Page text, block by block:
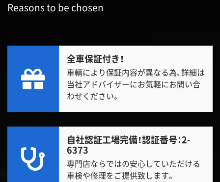
Reasons to be chosen
全車保証付き！
車輌により保証内容が異なる為、詳細は
当社アドバイザーにお気軽にお問い合
わせください。
自社認証工場完備！認証番号：2-
6373
専門店ならではの安心していただける
車検や修理をご提供致します。